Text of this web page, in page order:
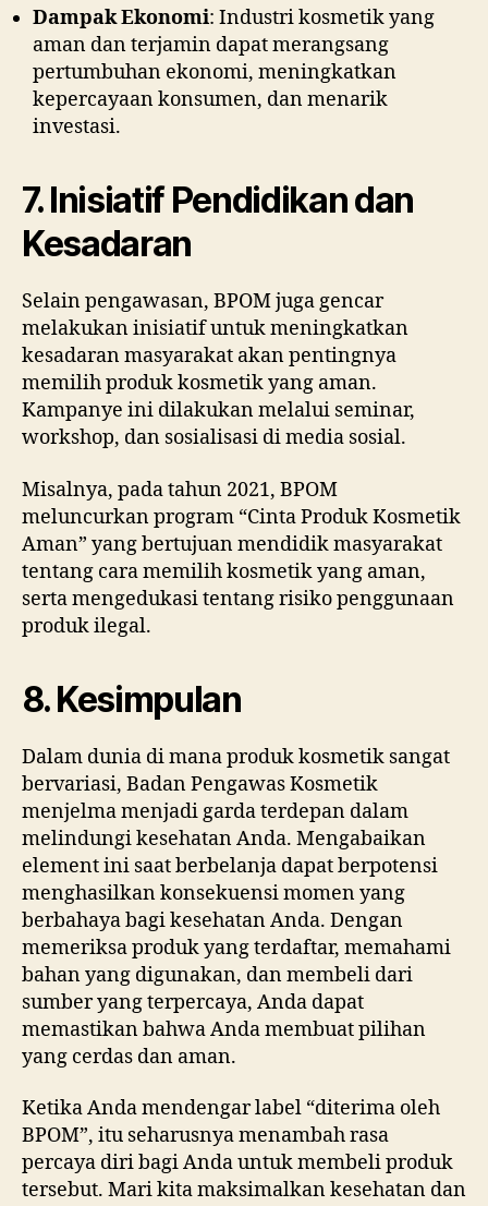
Dampak Ekonomi: Industri kosmetik yang
aman dan terjamin dapat merangsang
pertumbuhan ekonomi, meningkatkan
kepercayaan konsumen, dan menarik
investasi.
7. Inisiatif Pendidikan dan
Kesadaran
Selain pengawasan, BPOM juga gencar
melakukan inisiatif untuk meningkatkan
kesadaran masyarakat akan pentingnya
memilih produk kosmetik yang aman.
Kampanye ini dilakukan melalui seminar,
workshop, dan sosialisasi di media sosial.
Misalnya, pada tahun 2021, BPOM
meluncurkan program “Cinta Produk Kosmetik
Aman” yang bertujuan mendidik masyarakat
tentang cara memilih kosmetik yang aman,
serta mengedukasi tentang risiko penggunaan
produk ilegal.
8. Kesimpulan
Dalam dunia di mana produk kosmetik sangat
bervariasi, Badan Pengawas Kosmetik
menjelma menjadi garda terdepan dalam
melindungi kesehatan Anda. Mengabaikan
element ini saat berbelanja dapat berpotensi
menghasilkan konsekuensi momen yang
berbahaya bagi kesehatan Anda. Dengan
memeriksa produk yang terdaftar, memahami
bahan yang digunakan, dan membeli dari
sumber yang terpercaya, Anda dapat
memastikan bahwa Anda membuat pilihan
yang cerdas dan aman.
Ketika Anda mendengar label “diterima oleh
BPOM”, itu seharusnya menambah rasa
percaya diri bagi Anda untuk membeli produk
tersebut. Mari kita maksimalkan kesehatan dan